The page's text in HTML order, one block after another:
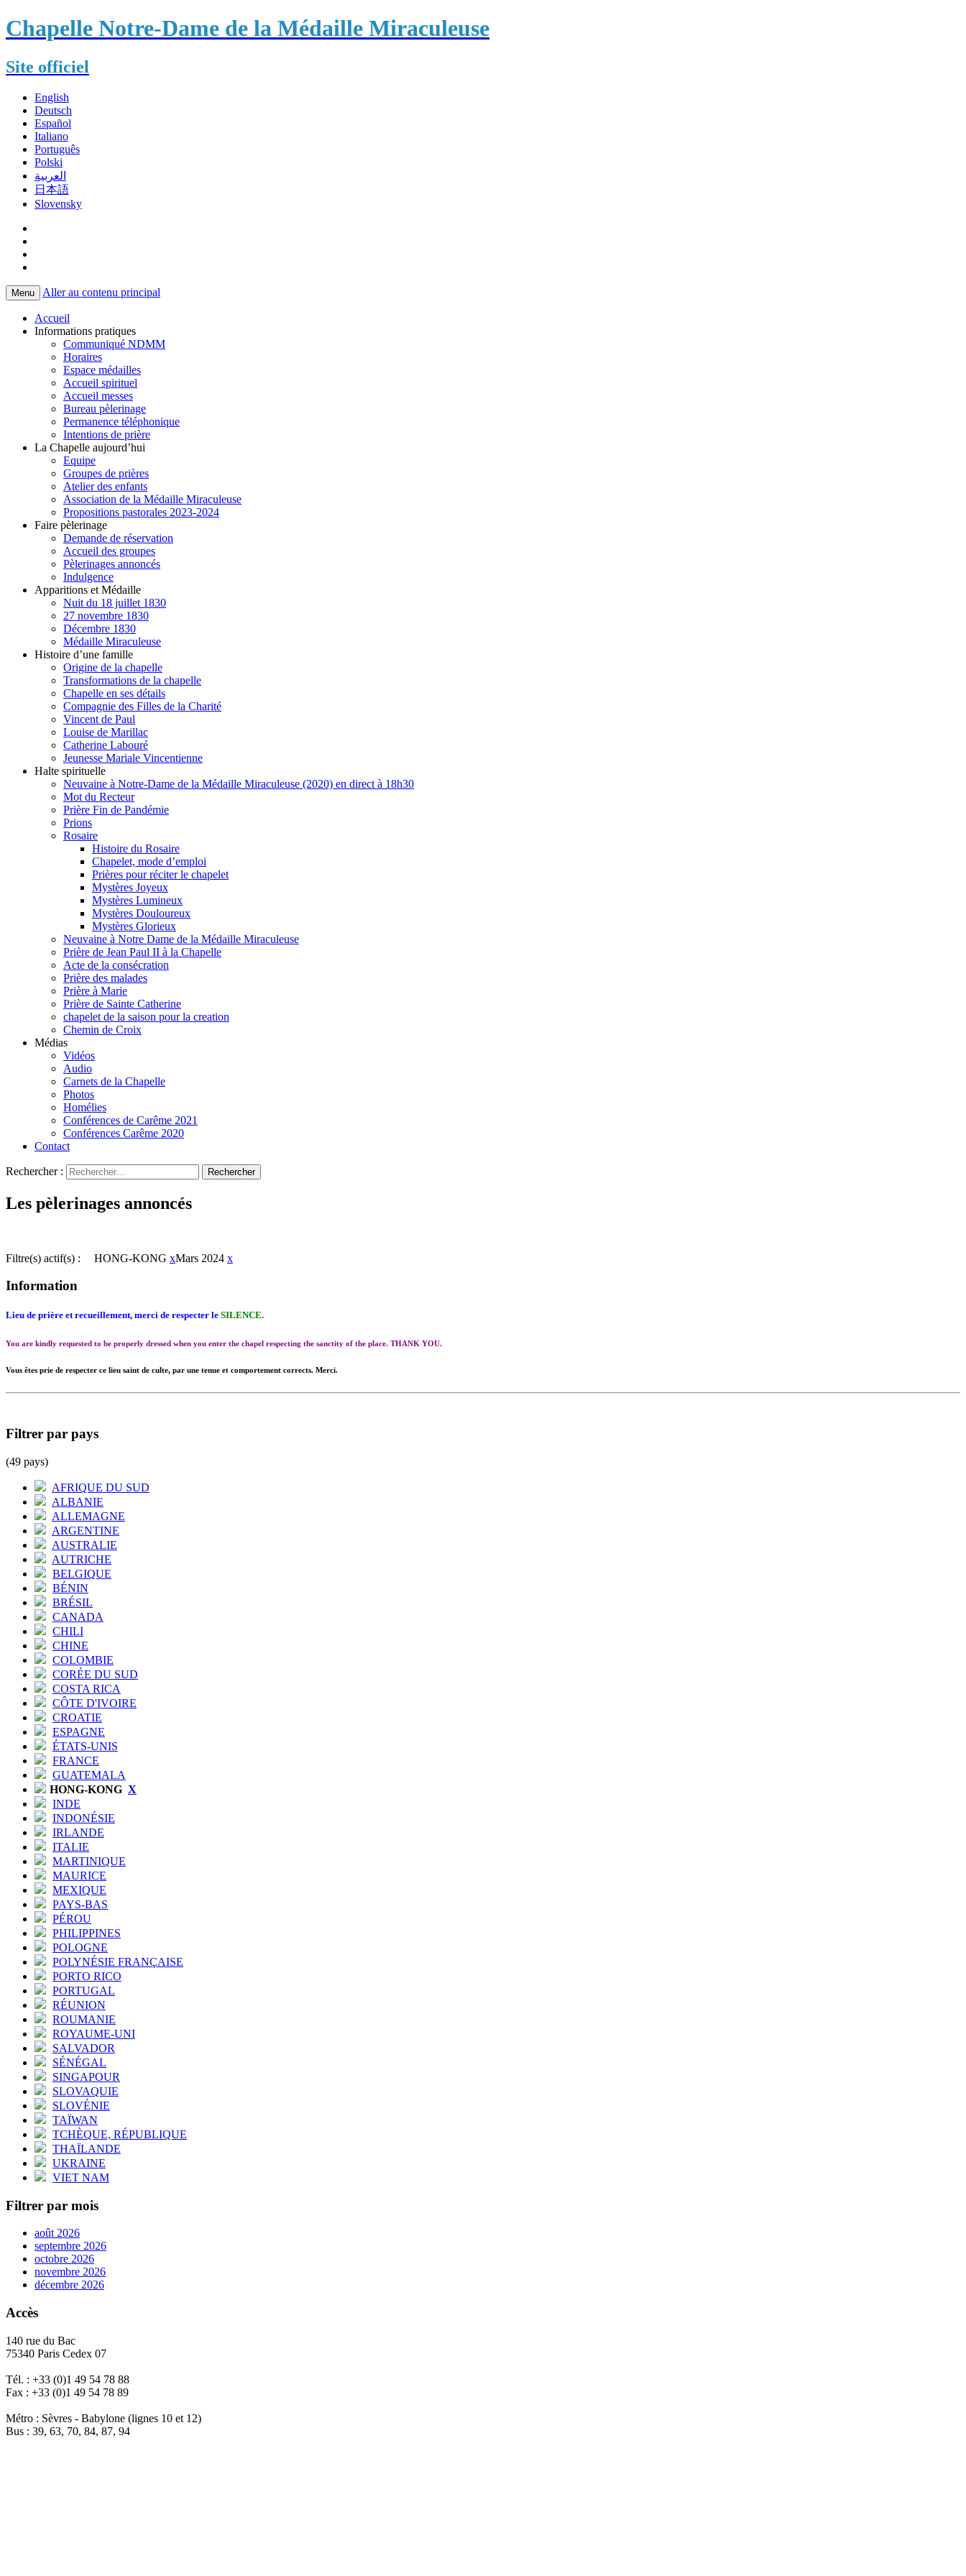
Chapelle Notre-Dame de la Médaille Miraculeuse
Site officiel
English
Deutsch
Español
Italiano
Português
Polski
العربية
日本語
Slovensky
Menu Aller au contenu principal
Accueil
Informations pratiques
Communiqué NDMM
Horaires
Espace médailles
Accueil spirituel
Accueil messes
Bureau pèlerinage
Permanence téléphonique
Intentions de prière
La Chapelle aujourd’hui
Equipe
Groupes de prières
Atelier des enfants
Association de la Médaille Miraculeuse
Propositions pastorales 2023-2024
Faire pèlerinage
Demande de réservation
Accueil des groupes
Pèlerinages annoncés
Indulgence
Apparitions et Médaille
Nuit du 18 juillet 1830
27 novembre 1830
Décembre 1830
Médaille Miraculeuse
Histoire d’une famille
Origine de la chapelle
Transformations de la chapelle
Chapelle en ses détails
Compagnie des Filles de la Charité
Vincent de Paul
Louise de Marillac
Catherine Labouré
Jeunesse Mariale Vincentienne
Halte spirituelle
Neuvaine à Notre-Dame de la Médaille Miraculeuse (2020) en direct à 18h30
Mot du Recteur
Prière Fin de Pandémie
Prions
Rosaire
Histoire du Rosaire
Chapelet, mode d’emploi
Prières pour réciter le chapelet
Mystères Joyeux
Mystères Lumineux
Mystères Douloureux
Mystères Glorieux
Neuvaine à Notre Dame de la Médaille Miraculeuse
Prière de Jean Paul II à la Chapelle
Acte de la consécration
Prière des malades
Prière à Marie
Prière de Sainte Catherine
chapelet de la saison pour la creation
Chemin de Croix
Médias
Vidéos
Audio
Carnets de la Chapelle
Photos
Homélies
Conférences de Carême 2021
Conférences Carême 2020
Contact
Rechercher :
Les pèlerinages annoncés
Filtre(s) actif(s) : HONG-KONG xMars 2024 x
Information
Lieu de prière et recueillement, merci de respecter le SILENCE.
You are kindly requested to be properly dressed when you enter the chapel respecting the sanctity of the place. THANK YOU.
Vous êtes prie de respecter ce lieu saint de culte, par une tenue et comportement corrects. Merci.
Filtrer par pays
(49 pays)
AFRIQUE DU SUD
ALBANIE
ALLEMAGNE
ARGENTINE
AUSTRALIE
AUTRICHE
BELGIQUE
BÉNIN
BRÉSIL
CANADA
CHILI
CHINE
COLOMBIE
CORÉE DU SUD
COSTA RICA
CÔTE D'IVOIRE
CROATIE
ESPAGNE
ÉTATS-UNIS
FRANCE
GUATEMALA
HONG-KONG X
INDE
INDONÉSIE
IRLANDE
ITALIE
MARTINIQUE
MAURICE
MEXIQUE
PAYS-BAS
PÉROU
PHILIPPINES
POLOGNE
POLYNÉSIE FRANÇAISE
PORTO RICO
PORTUGAL
RÉUNION
ROUMANIE
ROYAUME-UNI
SALVADOR
SÉNÉGAL
SINGAPOUR
SLOVAQUIE
SLOVÉNIE
TAÏWAN
TCHÈQUE, RÉPUBLIQUE
THAÏLANDE
UKRAINE
VIET NAM
Filtrer par mois
août 2026
septembre 2026
octobre 2026
novembre 2026
décembre 2026
Accès
140 rue du Bac
75340 Paris Cedex 07
Tél. : +33 (0)1 49 54 78 88
Fax : +33 (0)1 49 54 78 89
Métro : Sèvres - Babylone (lignes 10 et 12)
Bus : 39, 63, 70, 84, 87, 94